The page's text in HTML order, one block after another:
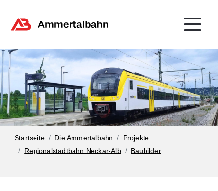
Startseite Die Ammertalbahn
Projekte
Regionalstadtbahn Neckar-Alb
Baubilder